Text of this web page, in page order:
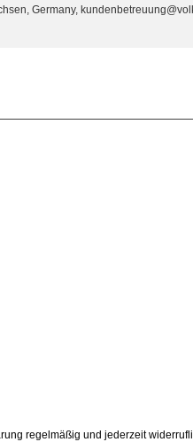
Germany,
regelmäßig und jederzeit